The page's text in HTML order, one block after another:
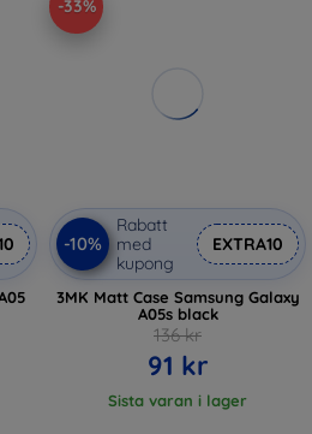
-33%
-10%
Rabatt
med
kupong
EXTRA10
3MK Matt Case Samsung Galaxy
A05s black
136 kr
91 kr
Sista varan i lager